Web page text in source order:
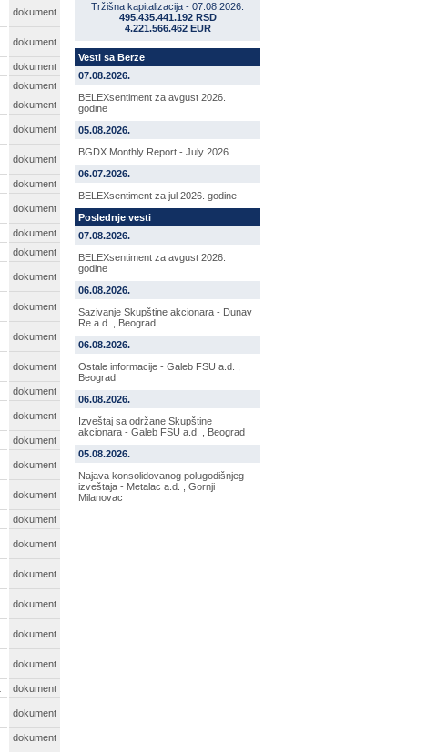
dokument
dokument
dokument
dokument
dokument
dokument
dokument
dokument
dokument
dokument
dokument
dokument
dokument
dokument
dokument
dokument
dokument
dokument
dokument
dokument
dokument
dokument
dokument
dokument
dokument
dokument
dokument
dokument
dokument
Tržišna kapitalizacija - 07.08.2026.
495.435.441.192 RSD
4.221.566.462 EUR
Vesti sa Berze
07.08.2026.
BELEXsentiment za avgust 2026.
godine
05.08.2026.
BGDX Monthly Report - July 2026
06.07.2026.
BELEXsentiment za jul 2026. godine
Poslednje vesti
07.08.2026.
BELEXsentiment za avgust 2026.
godine
06.08.2026.
Sazivanje Skupštine akcionara - Dunav
Re a.d. , Beograd
06.08.2026.
Ostale informacije - Galeb FSU a.d. ,
Beograd
06.08.2026.
Izveštaj sa održane Skupštine
akcionara - Galeb FSU a.d. , Beograd
05.08.2026.
Najava konsolidovanog polugodišnjeg
izveštaja - Metalac a.d. , Gornji
Milanovac